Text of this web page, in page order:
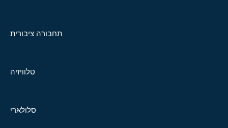
תחבורה ציבורית
טלוויזיה
סלולארי